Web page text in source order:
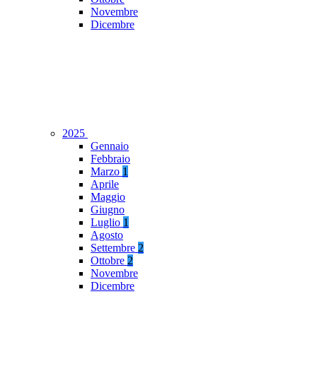
Novembre
Dicembre
2025
Gennaio
Febbraio
Marzo 1
Aprile
Maggio
Giugno
Luglio 1
Agosto
Settembre 2
Ottobre 2
Novembre
Dicembre